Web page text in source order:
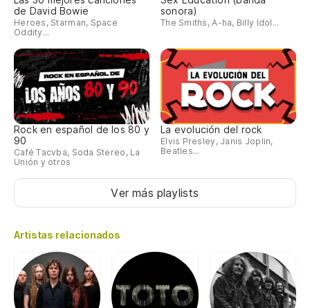
de David Bowie
Heroes, Starman, Space
Oddity...
sonora)
The Smiths, A-ha, Billy Idol...
Rock en español de los 80 y
90
Café Tacvba, Soda Stereo, La
Unión y otros
La evolución del rock
Elvis Presley, Janis Joplin,
Beatles...
Ver más playlists
Artistas relacionados